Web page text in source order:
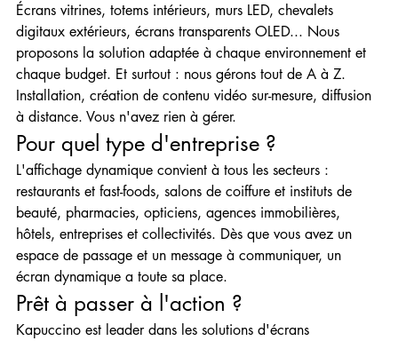
Écrans vitrines, totems intérieurs, murs LED, chevalets
digitaux extérieurs, écrans transparents OLED... Nous
proposons la solution adaptée à chaque environnement et
chaque budget. Et surtout : nous gérons tout de A à Z.
Installation, création de contenu vidéo sur-mesure, diffusion
à distance. Vous n'avez rien à gérer.
Pour quel type d'entreprise ?
L'affichage dynamique convient à tous les secteurs :
restaurants et fast-foods, salons de coiffure et instituts de
beauté, pharmacies, opticiens, agences immobilières,
hôtels, entreprises et collectivités. Dès que vous avez un
espace de passage et un message à communiquer, un
écran dynamique a toute sa place.
Prêt à passer à l'action ?
Kapuccino est leader dans les solutions d'écrans